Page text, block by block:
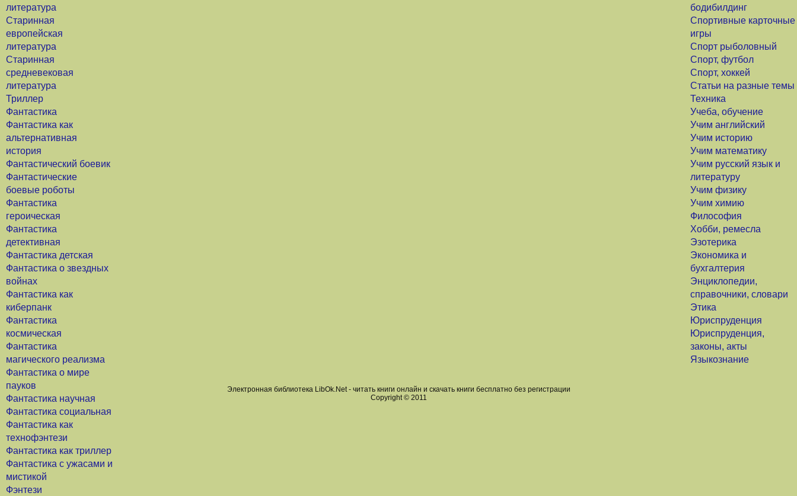
литература
Старинная
европейская
литература
Старинная
средневековая
литература
Триллер
Фантастика
Фантастика как
альтернативная
история
Фантастический боевик
Фантастические
боевые роботы
Фантастика
героическая
Фантастика
детективная
Фантастика детская
Фантастика о звездных
войнах
Фантастика как
киберпанк
Фантастика
космическая
Фантастика
магического реализма
Фантастика о мире
пауков
Фантастика научная
Фантастика социальная
Фантастика как
технофэнтези
Фантастика как триллер
Фантастика с ужасами и
мистикой
Фэнтези
бодибилдинг
Спортивные карточные
игры
Спорт рыболовный
Спорт, футбол
Спорт, хоккей
Статьи на разные темы
Техника
Учеба, обучение
Учим английский
Учим историю
Учим математику
Учим русский язык и
литературу
Учим физику
Учим химию
Философия
Хобби, ремесла
Эзотерика
Экономика и
бухгалтерия
Энциклопедии,
справочники, словари
Этика
Юриспруденция
Юриспруденция,
законы, акты
Языкознание
Электронная библиотека LibOk.Net - читать книги онлайн и скачать книги бесплатно без регистрации
Copyright © 2011